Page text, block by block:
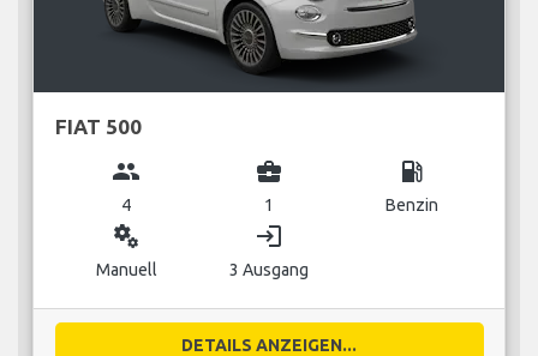
FIAT 500
group
4
business_center
1
local_gas_station
Benzin
miscellaneous_services
Manuell
login
3 Ausgang
DETAILS ANZEIGEN...